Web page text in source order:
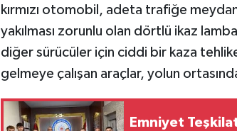
kırmızı otomobil, adeta trafiğe
yakılması zorunlu olan dörtlü ikaz
diğer sürücüler için ciddi bir kaza
gelmeye çalışan araçlar, yolun
Emniyet